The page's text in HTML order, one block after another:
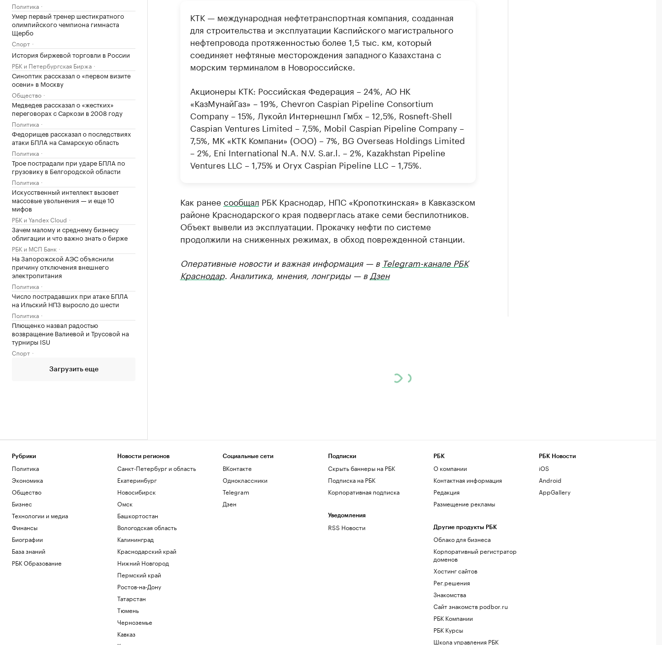
Политика
Умер первый тренер шестикратного
олимпийского чемпиона гимнаста
Щербо
Спорт
История биржевой торговли в России
РБК и Петербургская Биржа
Синоптик рассказал о «первом визите
осени» в Москву
Общество
Медведев рассказал о «жестких»
переговорах с Саркози в 2008 году
Политика
Федорищев рассказал о последствиях
атаки БПЛА на Самарскую область
Политика
Трое пострадали при ударе БПЛА по
грузовику в Белгородской области
Политика
Искусственный интеллект вызовет
массовые увольнения — и еще 10
мифов
РБК и Yandex Cloud
Зачем малому и среднему бизнесу
облигации и что важно знать о бирже
РБК и МСП Банк
На Запорожской АЭС объяснили
причину отключения внешнего
электропитания
Политика
Число пострадавших при атаке БПЛА
на Ильский НПЗ выросло до шести
Политика
Плющенко назвал радостью
возвращение Валиевой и Трусовой на
турниры ISU
Спорт
Загрузить еще
КТК — международная нефтетранспортная компания, созданная
для строительства и эксплуатации Каспийского магистрального
нефтепровода протяженностью более 1,5 тыс. км, который
соединяет нефтяные месторождения западного Казахстана с
морским терминалом в Новороссийске.
Акционеры КТК: Российская Федерация – 24%, АО НК
«КазМунайГаз» – 19%, Chevron Caspian Pipeline Consortium
Company – 15%, Лукойл Интернешнл Гмбх – 12,5%, Rosneft-Shell
Caspian Ventures Limited – 7,5%, Mobil Caspian Pipeline Company –
7,5%, МК «КТК Компани» (ООО) – 7%, BG Overseas Holdings Limited
– 2%, Eni International N.A. N.V. S.ar.l. – 2%, Kazakhstan Pipeline
Ventures LLC – 1,75% и Oryx Caspian Pipeline LLC – 1,75%.
Как ранее сообщал РБК Краснодар, НПС «Кропоткинская» в Кавказском
районе Краснодарского края подверглась атаке семи беспилотников.
Объект вывели из эксплуатации. Прокачку нефти по системе
продолжили на сниженных режимах, в обход поврежденной станции.
Оперативные новости и важная информация — в Telegram-канале РБК
Краснодар. Аналитика, мнения, лонгриды — в Дзен
Рубрики
Политика
Экономика
Общество
Бизнес
Технологии и медиа
Финансы
Биографии
База знаний
РБК Образование
Новости регионов
Санкт-Петербург и область
Екатеринбург
Новосибирск
Омск
Башкортостан
Вологодская область
Калининград
Краснодарский край
Нижний Новгород
Пермский край
Ростов-на-Дону
Татарстан
Тюмень
Черноземье
Кавказ
Социальные сети
ВКонтакте
Одноклассники
Telegram
Дзен
Подписки
Скрыть баннеры на РБК
Подписка на РБК
Корпоративная подписка
Уведомления
RSS Новости
РБК
О компании
Контактная информация
Редакция
Размещение рекламы
Другие продукты РБК
Облако для бизнеса
Корпоративный регистратор
доменов
Хостинг сайтов
Рег.решения
Знакомства
Сайт знакомств podbor.ru
РБК Компании
РБК Курсы
Школа управления РБК
РБК Новости
iOS
Android
AppGallery